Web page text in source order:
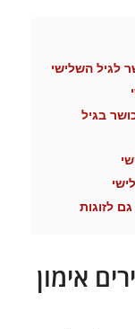
לגיל השלישי
בגיל
לזוגות
אימון